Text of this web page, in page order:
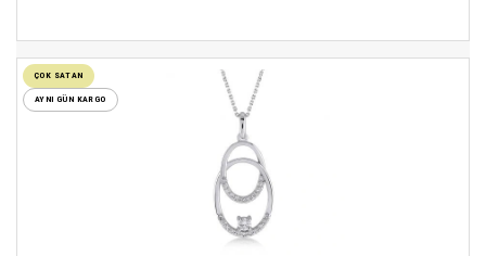
ÇOK SATAN
AYNI GÜN KARGO